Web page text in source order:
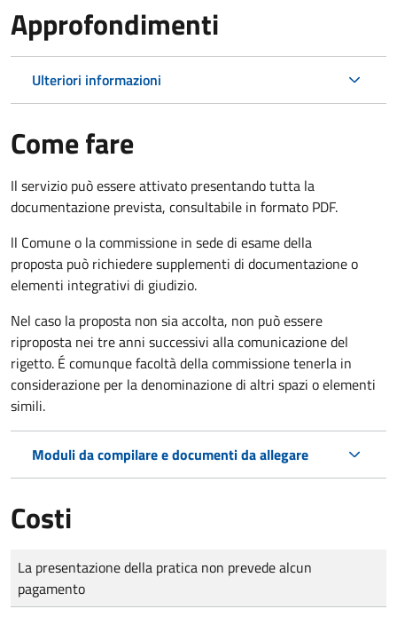
Approfondimenti
Ulteriori informazioni
Come fare
Il servizio può essere attivato presentando tutta la
documentazione prevista, consultabile in formato PDF.
ll Comune o la commissione in sede di esame della
proposta può richiedere supplementi di documentazione o
elementi integrativi di giudizio.
Nel caso la proposta non sia accolta, non può essere
riproposta nei tre anni successivi alla comunicazione del
rigetto. É comunque facoltà della commissione tenerla in
considerazione per la denominazione di altri spazi o elementi
simili.
Moduli da compilare e documenti da allegare
Costi
Tipo di pagamento
Importo
La presentazione della pratica non prevede alcun
pagamento